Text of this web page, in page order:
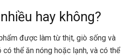
hay không?
được làm từ thịt, giò sống và
có thể ăn nóng hoặc lạnh, và có thể